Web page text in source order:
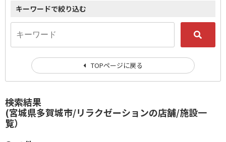
検索結果
(宮城県多賀城市/リラクゼーションの店舗/施設一
覧）
キーワードで絞り込む
TOPページに戻る